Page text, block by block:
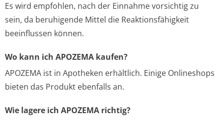
Es wird empfohlen, nach der Einnahme vorsichtig zu
sein, da beruhigende Mittel die Reaktionsfähigkeit
beeinflussen können.
Wo kann ich APOZEMA kaufen?
APOZEMA ist in Apotheken erhältlich. Einige Onlineshops
bieten das Produkt ebenfalls an.
Wie lagere ich APOZEMA richtig?